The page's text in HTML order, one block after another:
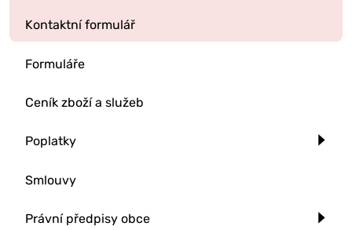
Kontaktní formulář
Formuláře
Ceník zboží a služeb
Poplatky
Smlouvy
Právní předpisy obce